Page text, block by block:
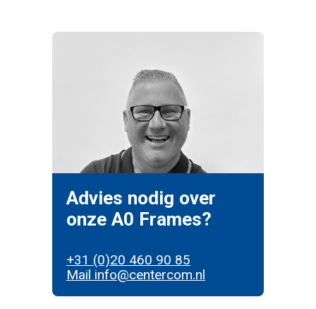
Advies nodig over
onze A0 Frames?
+31 (0)20 460 90 85
Mail info@centercom.nl